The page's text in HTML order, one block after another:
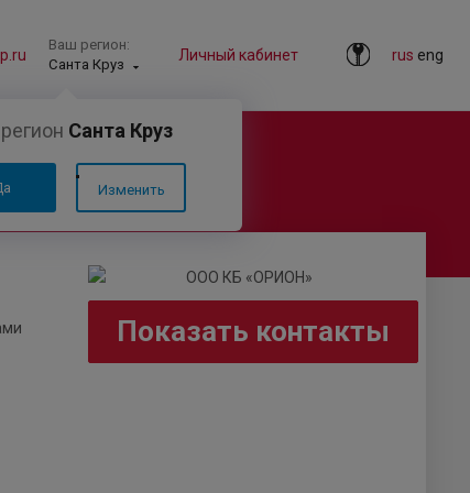
rus eng
Личный кабинет
Ваш регион:
Санта Круз
Санта Круз
Изменить
Показать контакты